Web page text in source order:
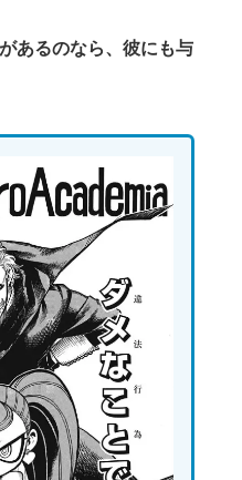
あるのなら、彼にも与